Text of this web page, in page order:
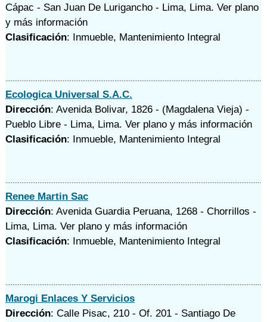
Cápac - San Juan De Lurigancho - Lima, Lima. Ver plano
y más información
Clasificación: Inmueble, Mantenimiento Integral
Ecologica Universal S.A.C.
Dirección: Avenida Bolivar, 1826 - (Magdalena Vieja) -
Pueblo Libre - Lima, Lima. Ver plano y más información
Clasificación: Inmueble, Mantenimiento Integral
Renee Martin Sac
Dirección: Avenida Guardia Peruana, 1268 - Chorrillos -
Lima, Lima. Ver plano y más información
Clasificación: Inmueble, Mantenimiento Integral
Marogi Enlaces Y Servicios
Dirección: Calle Pisac, 210 - Of. 201 - Santiago De